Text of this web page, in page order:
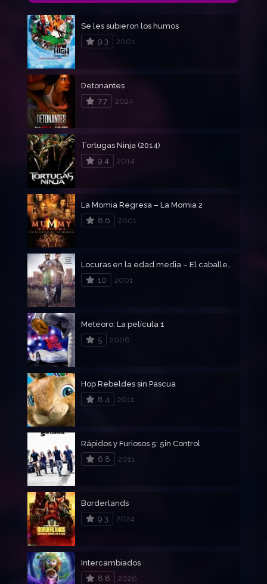
Se les subieron los humos
9.3
2001
Detonantes
7.7
2024
Tortugas Ninja (2014)
9.4
2014
La Momia Regresa – La Momia 2
8.6
2001
Locuras en la edad media – El caballero negro
10
2001
Meteoro: La película 1
5
2008
Hop Rebeldes sin Pascua
8.4
2011
Rápidos y Furiosos 5: 5in Control
6.8
2011
Borderlands
9.3
2024
Intercambiados
8.8
2026